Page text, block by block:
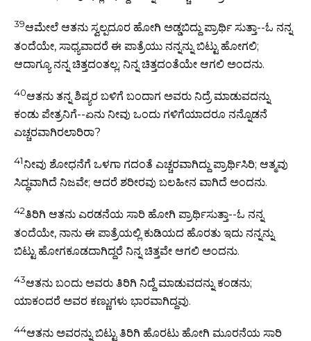
39ಆಮೇಲೆ ಆತನು ಸ್ವಲ್ಪದೂರ ಹೋಗಿ ಅಡ್ಡಬಿದ್ದು ಪ್ರಾರ್ಥಿ ಸುತ್ತಾ--ಓ ನನ್ನ
ತಂದೆಯೇ, ಸಾಧ್ಯವಾದರೆ ಈ ಪಾತ್ರೆಯು ನನ್ನನ್ನು ಬಿಟ್ಟು ಹೋಗಲಿ;
ಆದಾಗ್ಯೂ ನನ್ನ ಚಿತ್ತದಂತಲ್ಲ; ನಿನ್ನ ಚಿತ್ತದಂತೆಯೇ ಆಗಲಿ ಅಂದನು.
40ಆತನು ತನ್ನ ಶಿಷ್ಯರ ಬಳಿಗೆ ಬಂದಾಗ ಅವರು ನಿದ್ರೆ ಮಾಡುವದನ್ನು
ಕಂಡು ಪೇತ್ರನಿಗೆ--ಏನು ನೀವು ಒಂದು ಗಳಿಗೆಯಾದರೂ ನನ್ನೊಡನೆ
ಎಚ್ಚರವಾಗಿರಲಾರಿರಾ?
41ನೀವು ಶೋಧನೆಗೆ ಒಳಗಾ ಗದಂತೆ ಎಚ್ಚರವಾಗಿದ್ದು ಪ್ರಾರ್ಥಿಸಿರಿ; ಆತ್ಮವು
ಸಿದ್ಧವಾಗಿದೆ ನಿಜವೇ; ಆದರೆ ಶರೀರವು ಬಲಹೀನ ವಾಗಿದೆ ಅಂದನು.
42ತಿರಿಗಿ ಆತನು ಎರಡನೆಯ ಸಾರಿ ಹೋಗಿ ಪ್ರಾರ್ಥಿಸುತ್ತಾ--ಓ ನನ್ನ
ತಂದೆಯೇ, ನಾನು ಈ ಪಾತ್ರೆಯಲ್ಲಿ ಕುಡಿಯದ ಹೊರತು ಇದು ನನ್ನನ್ನು
ಬಿಟ್ಟು ಹೋಗಕೂಡದಾಗಿದ್ದರೆ ನಿನ್ನ ಚಿತ್ತವೇ ಆಗಲಿ ಅಂದನು.
43ಆತನು ಬಂದು ಅವರು ತಿರಿಗಿ ನಿದ್ದೆ ಮಾಡುವದನ್ನು ಕಂಡನು;
ಯಾಕಂದರೆ ಅವರ ಕಣ್ಣುಗಳು ಭಾರವಾಗಿದ್ದವು.
44ಆತನು ಅವರನ್ನು ಬಿಟ್ಟು ತಿರಿಗಿ ಹೊರಟು ಹೋಗಿ ಮೂರನೆಯ ಸಾರಿ